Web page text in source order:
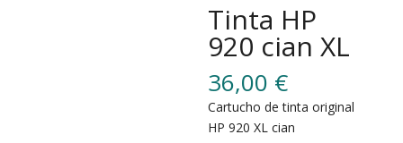
Tinta HP
920 cian XL
36,00 €
Cartucho de tinta original
HP 920 XL cian